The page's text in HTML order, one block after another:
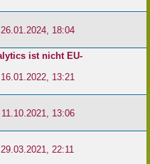
26.01.2024, 18:04
ist nicht EU-
16.01.2022, 13:21
11.10.2021, 13:06
29.03.2021, 22:11